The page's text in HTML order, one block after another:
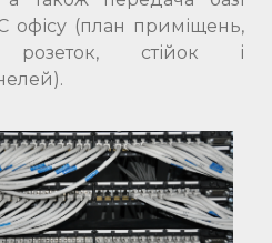
офісу (план приміщень,
розеток, стійок і